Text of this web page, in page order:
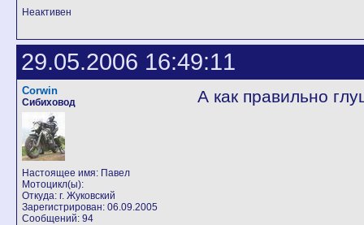
Неактивен
29.05.2006 16:49:11
Corwin
Сибиховод
Настоящее имя: Павел
Мотоцикл(ы):
Откуда: г. Жуковский
Зарегистрирован: 06.09.2005
Сообщений: 94
А как правильно